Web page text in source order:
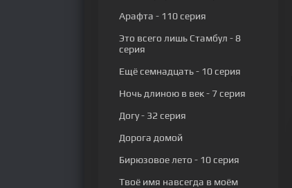
Арафта - 110 серия
Это всего лишь Стамбул - 8
серия
Ещё семнадцать- 10 серия
Ночь длиною в век- 7 серия
Догу- 32 серия
Дорога домой
Бирюзовое лето - 10 серия
Твоё имя навсегда в моём